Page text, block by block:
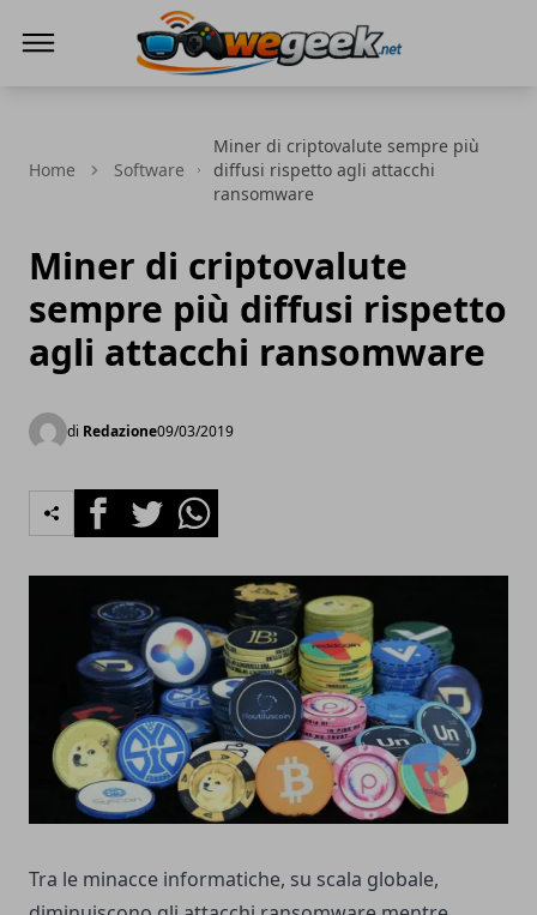
Home Software
Miner di criptovalute sempre più
diffusi rispetto agli attacchi
ransomware
Miner di criptovalute
sempre più diffusi rispetto
agli attacchi ransomware
di Redazione09/03/2019
FacebookTwitterWhatsapp
Tra le minacce informatiche, su scala globale,